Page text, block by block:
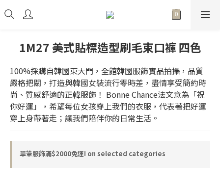
1M27 美式貼標造型刷毛束口褲 四色
100%採購自韓國東大門，全館韓國服飾實品拍攝，品質
嚴格把關，打造與韓國女裝流行零時差，盡情享受簡約時
尚、質感舒適的正韓服飾！ Bonne Chance法文意為「祝
你好運」，希望每位女孩穿上我們的衣服，代表著把好運
穿上身帶著走；讓我們陪伴你的日常生活。
單筆服飾滿$2000免運! on selected categories